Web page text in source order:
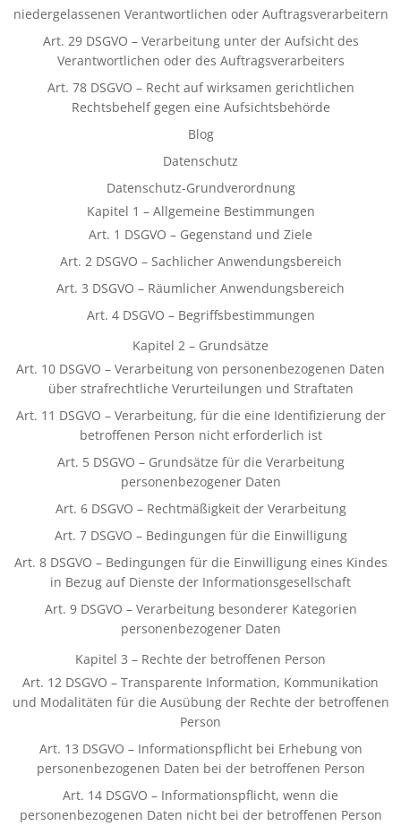
niedergelassenen Verantwortlichen oder Auftragsverarbeitern
Art. 29 DSGVO – Verarbeitung unter der Aufsicht des
Verantwortlichen oder des Auftragsverarbeiters
Art. 78 DSGVO – Recht auf wirksamen gerichtlichen
Rechtsbehelf gegen eine Aufsichtsbehörde
Blog
Datenschutz
Datenschutz-Grundverordnung
Kapitel 1 – Allgemeine Bestimmungen
Art. 1 DSGVO – Gegenstand und Ziele
Art. 2 DSGVO – Sachlicher Anwendungsbereich
Art. 3 DSGVO – Räumlicher Anwendungsbereich
Art. 4 DSGVO – Begriffsbestimmungen
Kapitel 2 – Grundsätze
Art. 10 DSGVO – Verarbeitung von personenbezogenen Daten
über strafrechtliche Verurteilungen und Straftaten
Art. 11 DSGVO – Verarbeitung, für die eine Identifizierung der
betroffenen Person nicht erforderlich ist
Art. 5 DSGVO – Grundsätze für die Verarbeitung
personenbezogener Daten
Art. 6 DSGVO – Rechtmäßigkeit der Verarbeitung
Art. 7 DSGVO – Bedingungen für die Einwilligung
Art. 8 DSGVO – Bedingungen für die Einwilligung eines Kindes
in Bezug auf Dienste der Informationsgesellschaft
Art. 9 DSGVO – Verarbeitung besonderer Kategorien
personenbezogener Daten
Kapitel 3 – Rechte der betroffenen Person
Art. 12 DSGVO – Transparente Information, Kommunikation
und Modalitäten für die Ausübung der Rechte der betroffenen
Person
Art. 13 DSGVO – Informationspflicht bei Erhebung von
personenbezogenen Daten bei der betroffenen Person
Art. 14 DSGVO – Informationspflicht, wenn die
personenbezogenen Daten nicht bei der betroffenen Person